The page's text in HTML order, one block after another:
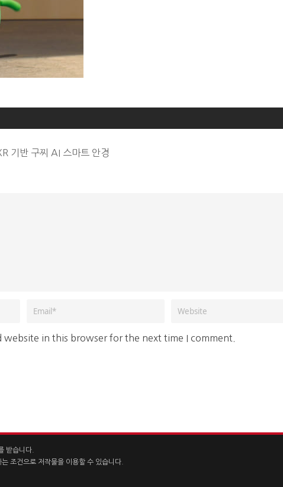
기반 구찌 AI 스마트 안경
website in this browser for the next time I comment.
받습니다.
조건으로 저작물을 이용할 수 있습니다.